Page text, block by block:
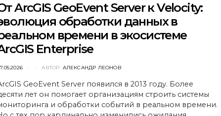
ArcGIS GeoEvent Server к Velocity:
обработки данных в
времени в экосистеме
Enterprise
АВТОР: АЛЕКСАНДР ЛЕОНОВ
GeoEvent Server появился в 2013 году. Более
лет он помогает организациям строить системы
и обработки событий в реальном времени.